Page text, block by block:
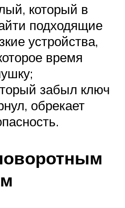
который в
подходящие
устройства,
время
забыл ключ
обрекает